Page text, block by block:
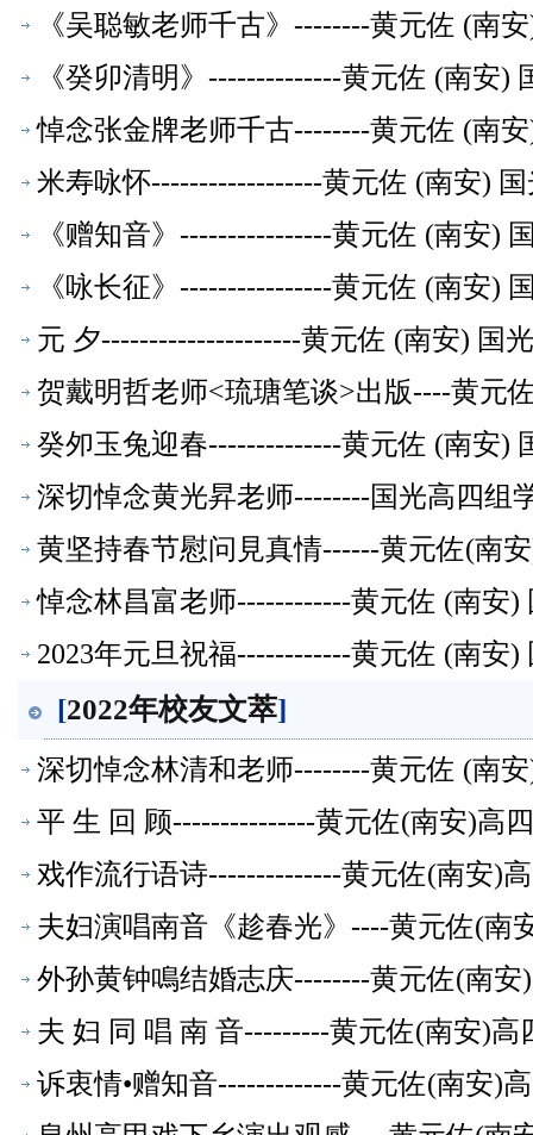
《吴聪敏老师千古》--------黄元佐 (南
《癸卯清明》--------------黄元佐 (南安)
悼念张金牌老师千古--------黄元佐 (南
米寿咏怀------------------黄元佐 (南安)
《赠知音》----------------黄元佐 (南安)
《咏长征》----------------黄元佐 (南安)
元 夕---------------------黄元佐 (南安) 国
贺戴明哲老师<琉瑭笔谈>出版----黄元
癸夘玉兔迎春--------------黄元佐 (南安)
深切悼念黄光昇老师--------国光高四组
黄坚持春节慰问見真情------黄元佐(南
悼念林昌富老师------------黄元佐 (南安
2023年元旦祝福------------黄元佐 (南安
[2022年校友文萃]
深切悼念林清和老师--------黄元佐 (南
平 生 回 顾---------------黄元佐(南安)高
戏作流行语诗--------------黄元佐(南安)
夫妇演唱南音《趁春光》----黄元佐(南
外孙黄钟鳴结婚志庆--------黄元佐(南
夫 妇 同 唱 南 音---------黄元佐(南安)
诉衷情•赠知音-------------黄元佐(南安)